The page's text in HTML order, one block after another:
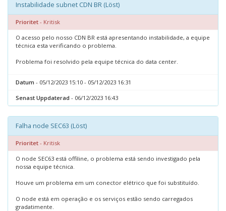
Instabilidade subnet CDN BR (Löst)
Prioritet - Kritisk
O acesso pelo nosso CDN BR está apresentando instabilidade, a equipe
técnica esta verificando o problema.
Problema foi resolvido pela equipe técnica do data center.
Datum - 05/12/2023 15:10 - 05/12/2023 16:31
Senast Uppdaterad - 06/12/2023 16:43
Falha node SEC63 (Löst)
Prioritet - Kritisk
O node SEC63 está offiline, o problema está sendo investigado pela
nossa equipe técnica.
Houve um problema em um conector elétrico que foi substituído.
O node está em operação e os serviços estão sendo carregados
gradatimente.